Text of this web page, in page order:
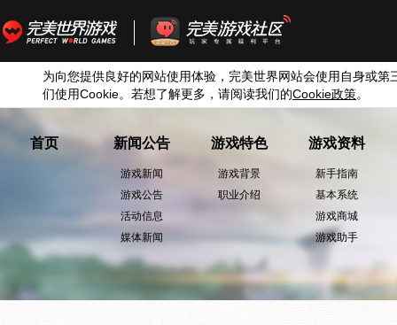
为向您提供良好的网站使用体验，完美世界网站会使用自身或第
们使用Cookie。若想了解更多，请阅读我们的Cookie政策。
首页 新闻公告
游戏新闻
游戏公告
活动信息
媒体新闻
游戏特色
游戏背景
职业介绍
游戏资料
新手指南
基本系统
游戏商城
游戏助手